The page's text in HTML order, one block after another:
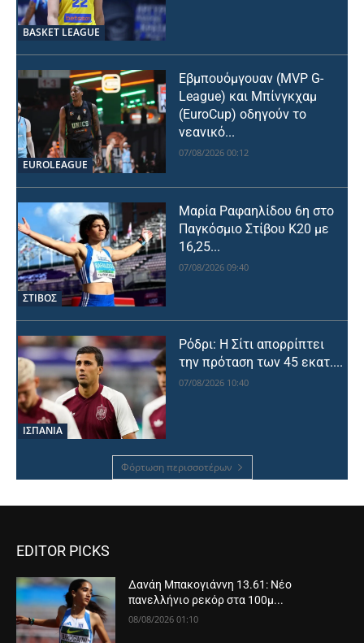
BASKET LEAGUE
EUROLEAGUE
Εβμπουόμγουαν (MVP G-
League) και Μπίνγκχαμ
(EuroCup) οδηγούν το
νεανικό...
07/08/2026 00:12
ΣΤΙΒΟΣ
Μαρία Ραφαηλίδου 6η στο
Παγκόσμιο Στίβου Κ20 με
16,25...
07/08/2026 09:40
ΙΣΠΑΝΙΑ
Ρόδρι: Η Σίτι απορρίπτει
την πρόταση των 45 εκατ....
07/08/2026 10:40
Φόρτωση περισσοτέρων
EDITOR PICKS
Δανάη Μπακογιάννη 13.61: Νέο
πανελλήνιο ρεκόρ στα 100μ...
08/08/2026 01:10